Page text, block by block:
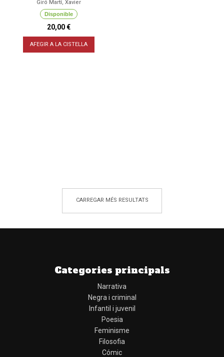
Giró Martí, Xavier
Disponible
20,00 €
AFEGIR A LA CISTELLA
CARREGAR MÉS RESULTATS
Categories principals
Narrativa
Negra i criminal
Infantil i juvenil
Poesia
Feminisme
Filosofia
Cómic